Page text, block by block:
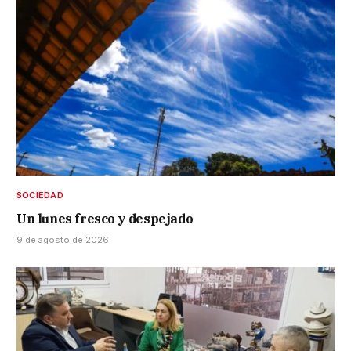
SOCIEDAD
Un lunes fresco y despejado
9 de agosto de 2026